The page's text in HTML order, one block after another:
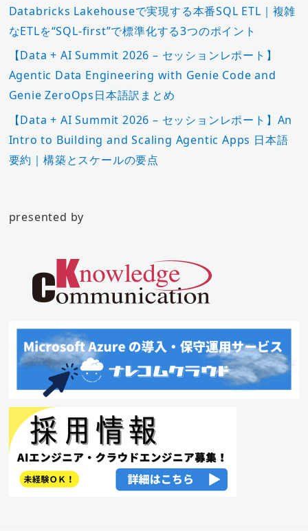
Databricks Lakehouseで実現する本番SQL ETL｜複雑
なETLを“SQL-first”で標準化する3つのポイント
【Data + AI Summit 2026 – セッションレポート】
Agentic Data Engineering with Genie Code and
Genie ZeroOps日本語訳まとめ
【Data + AI Summit 2026 – セッションレポート】An
Intro to Building and Scaling Agentic Apps 日本語
要約｜構築とスケールの要点
presented by